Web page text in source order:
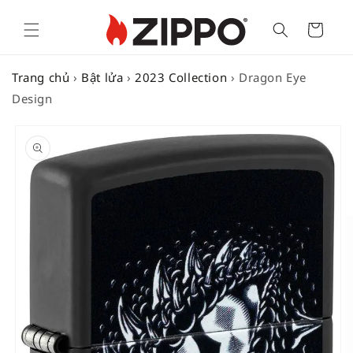
Cart
Trang chủ › Bật lửa ›2023 Collection › Dragon Eye
Design
PRODUCT
INFORMATION